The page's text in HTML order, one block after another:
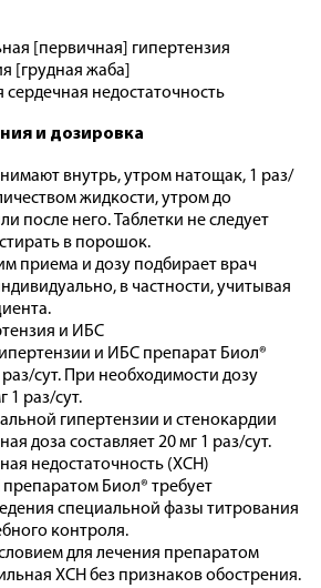
[первичная] гипертензия
[грудная жаба]
сердечная недостаточность
и дозировка
внутрь, утром натощак, 1 раз/
жидкости, утром до
после него. Таблетки не следует
в порошок.
приема и дозу подбирает врач
в частности, учитывая
и ИБС
и ИБС препарат Биол®
сут. При необходимости дозу
1 раз/сут.
гипертензии и стенокардии
доза составляет 20 мг 1 раз/сут.
недостаточность (ХСН)
Биол® требует
специальной фазы титрования
контроля.
для лечения препаратом
ХСН без признаков обострения.